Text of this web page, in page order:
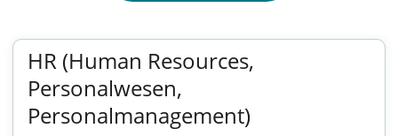
HR (Human Resources,
Personalwesen,
Personalmanagement)